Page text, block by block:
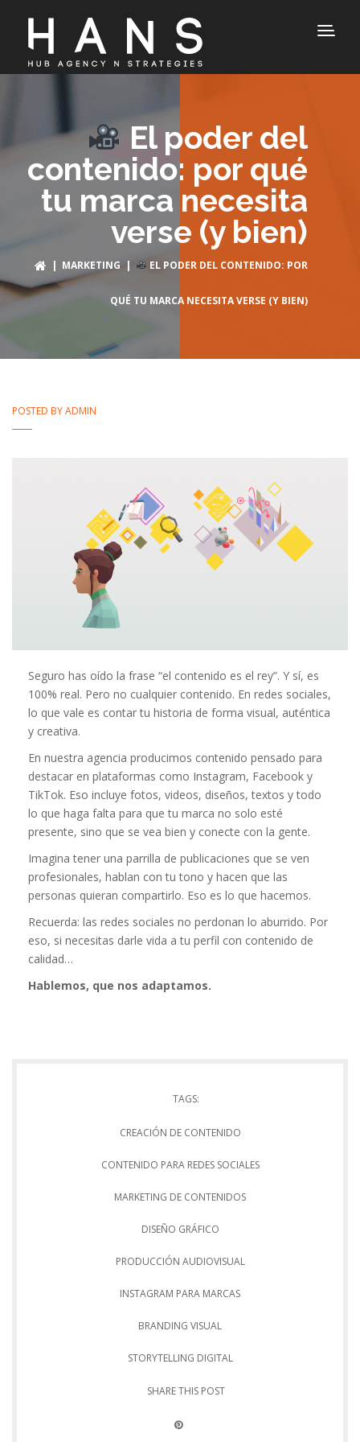
El poder del
contenido: por qué
tu marca necesita
verse (y bien)
| MARKETING | EL PODER DEL CONTENIDO: POR
QUÉ TU MARCA NECESITA VERSE (Y BIEN)
POSTED BYADMIN
Seguro has oído la frase “el contenido es el rey”. Y sí, es
100% real. Pero no cualquier contenido. En redes sociales,
lo que vale es contar tu historia de forma visual, auténtica
y creativa.
En nuestra agencia producimos contenido pensado para
destacar en plataformas como Instagram, Facebook y
TikTok. Eso incluye fotos, videos, diseños, textos y todo
lo que haga falta para que tu marca no solo esté
presente, sino que se vea bien y conecte con la gente.
Imagina tener una parrilla de publicaciones que se ven
profesionales, hablan con tu tono y hacen que las
personas quieran compartirlo. Eso es lo que hacemos.
Recuerda: las redes sociales no perdonan lo aburrido. Por
eso, si necesitas darle vida a tu perfil con contenido de
calidad…
Hablemos, que nos adaptamos.
TAGS:
CREACIÓN DE CONTENIDO
CONTENIDO PARA REDES SOCIALES
MARKETING DE CONTENIDOS
DISEÑO GRÁFICO
PRODUCCIÓN AUDIOVISUAL
INSTAGRAM PARA MARCAS
BRANDING VISUAL
STORYTELLING DIGITAL
SHARE THIS POST